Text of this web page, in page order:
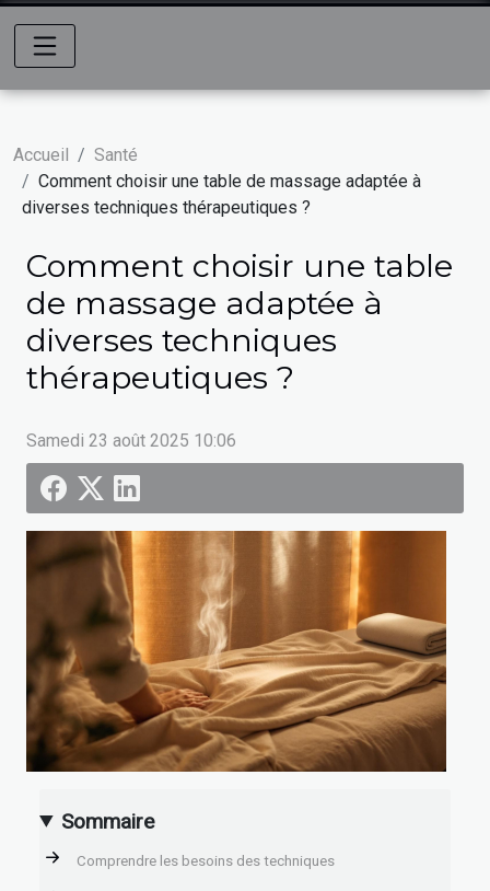
Accueil
Santé
Comment choisir une table de massage adaptée à
diverses techniques thérapeutiques ?
Comment choisir une table
de massage adaptée à
diverses techniques
thérapeutiques ?
Samedi 23 août 2025 10:06
Sommaire
Comprendre les besoins des techniques